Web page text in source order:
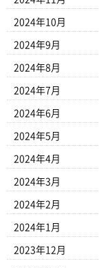
2024年10月
2024年9月
2024年8月
2024年7月
2024年6月
2024年5月
2024年4月
2024年3月
2024年2月
2024年1月
2023年12月